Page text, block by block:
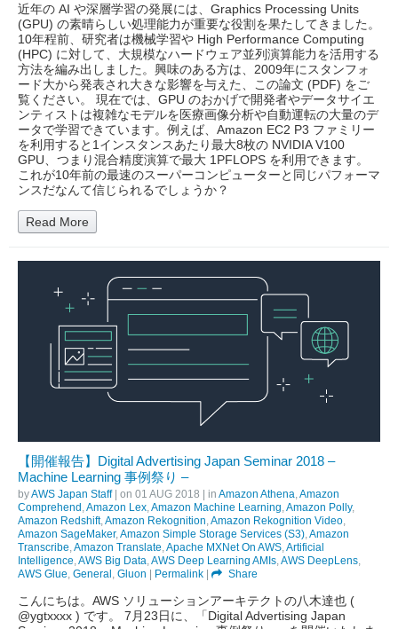
近年の AI や深層学習の発展には、Graphics Processing Units
(GPU) の素晴らしい処理能力が重要な役割を果たしてきました。
10年程前、研究者は機械学習や High Performance Computing
(HPC) に対して、大規模なハードウェア並列演算能力を活用する
方法を編み出しました。興味のある方は、2009年にスタンフォ
ード大から発表され大きな影響を与えた、この論文 (PDF) をご
覧ください。 現在では、GPU のおかげで開発者やデータサイエ
ンティストは複雑なモデルを医療画像分析や自動運転の大量のデ
ータで学習できています。例えば、Amazon EC2 P3 ファミリー
を利用すると1インスタンスあたり最大8枚の NVIDIA V100
GPU、つまり混合精度演算で最大 1PFLOPS を利用できます。
これが10年前の最速のスーパーコンピューターと同じパフォーマ
ンスだなんて信じられるでしょうか？
Read More
【開催報告】Digital Advertising Japan Seminar 2018 –
Machine Learning 事例祭り –
byAWS Japan Staff| on 01 AUG 2018 | in Amazon Athena Amazon
Comprehend Amazon Lex Amazon Machine Learning Amazon Polly,
Amazon Redshift, Amazon Rekognition Amazon Rekognition Video
Amazon SageMaker, Amazon Simple Storage Services (S3) Amazon
Transcribe Amazon Translate Apache MXNet On AWS Artificial
Intelligence AWS Big Data AWS Deep Learning AMIs AWS DeepLens
AWS Glue General Gluon | Permalink | Share
こんにちは。AWS ソリューションアーキテクトの八木達也 (
@ygtxxxx ) です。 7月23日に、「Digital Advertising Japan